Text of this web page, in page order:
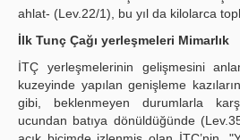
ahlat- (Lev.22/1), bu yıl da kilolarca
İlk Tunç Çağı yerleşmeleri Mimarlık
İTÇ yerleşmelerinin gelişmesini
kuzeyinde yapılan genişleme
gibi, beklenmeyen durumlarla
ucundan batıya dönüldüğünde